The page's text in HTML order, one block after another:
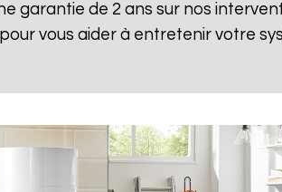
garantie de 2 ans sur nos
pour vous aider à entretenir votre